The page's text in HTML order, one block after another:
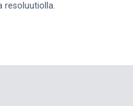
resoluutiolla.